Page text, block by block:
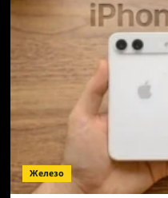
Machine
разочаровала
бывшего
президента
PlayStation
Studios
Железо